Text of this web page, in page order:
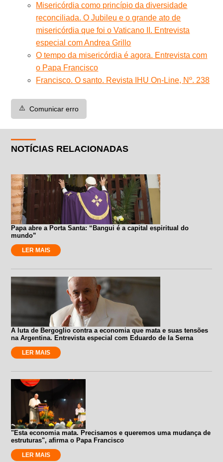
Misericórdia como princípio da diversidade
reconciliada. O Jubileu e o grande ato de
misericórdia que foi o Vaticano II. Entrevista
especial com Andrea Grillo
O tempo da misericórdia é agora. Entrevista com
o Papa Francisco
Francisco. O santo. Revista IHU On-Line, Nº. 238
⚠️ Comunicar erro
NOTÍCIAS RELACIONADAS
Papa abre a Porta Santa: “Bangui é a capital espiritual do
mundo”
LER MAIS
A luta de Bergoglio contra a economia que mata e suas tensões
na Argentina. Entrevista especial com Eduardo de la Serna
LER MAIS
"Esta economia mata. Precisamos e queremos uma mudança de
estruturas", afirma o Papa Francisco
LER MAIS